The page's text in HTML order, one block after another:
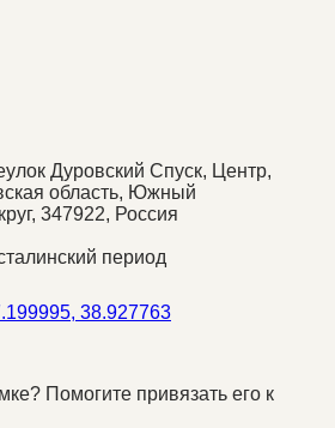
Дуровский Спуск, Центр,
область, Южный
347922, Россия
период
38.927763
Помогите привязать его к